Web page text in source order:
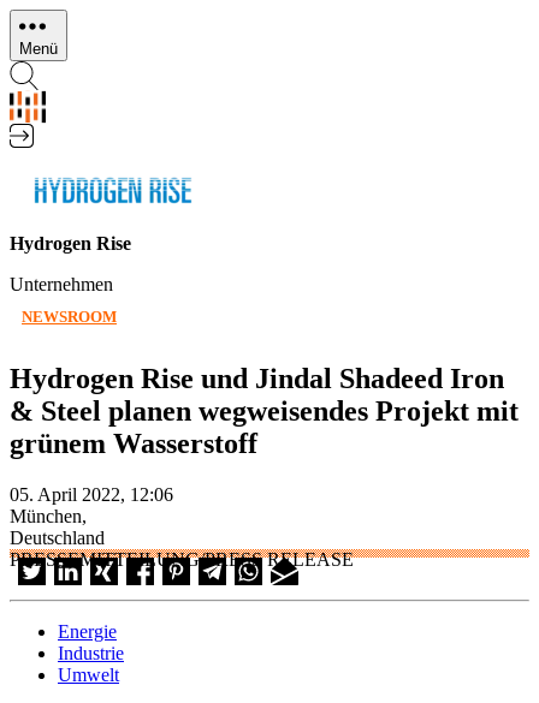
Direkt
zum
Inhalt
Menü
Hydrogen Rise
Unternehmen
NEWSROOM
Hydrogen Rise und Jindal Shadeed Iron
& Steel planen wegweisendes Projekt mit
grünem Wasserstoff
05. April 2022, 12:06
München,
Deutschland
PRESSEMITTEILUNG/PRESS RELEASE
Energie
Industrie
Umwelt